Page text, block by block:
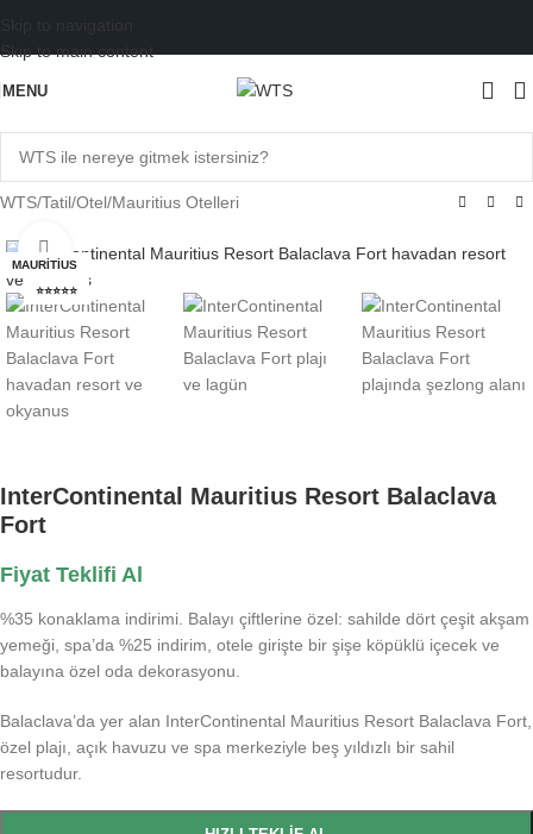
Skip to main content
MENU
WTS/Tatil/Otel/Mauritius Otelleri
MAURITIUS
⭐⭐⭐⭐⭐
Büyütmek için tıklayın
InterContinental Mauritius Resort Balaclava
Fort
Fiyat Teklifi Al
%35 konaklama indirimi. Balayı çiftlerine özel: sahilde dört çeşit akşam
yemeği, spa’da %25 indirim, otele girişte bir şişe köpüklü içecek ve
balayına özel oda dekorasyonu.
Balaclava’da yer alan InterContinental Mauritius Resort Balaclava Fort,
özel plajı, açık havuzu ve spa merkeziyle beş yıldızlı bir sahil
resortudur.